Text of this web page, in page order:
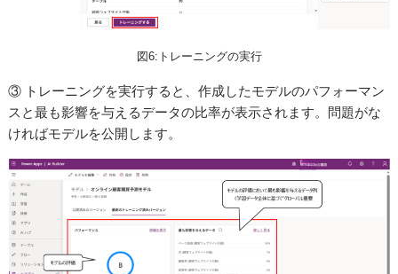
図6:トレーニングの実行
③ トレーニングを実行すると、作成したモデルのパフォーマン
スと最も影響を与えるデータの比率が表示されます。問題がな
ければモデルを公開します。